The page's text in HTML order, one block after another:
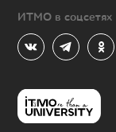
ИТМО в соцсетях